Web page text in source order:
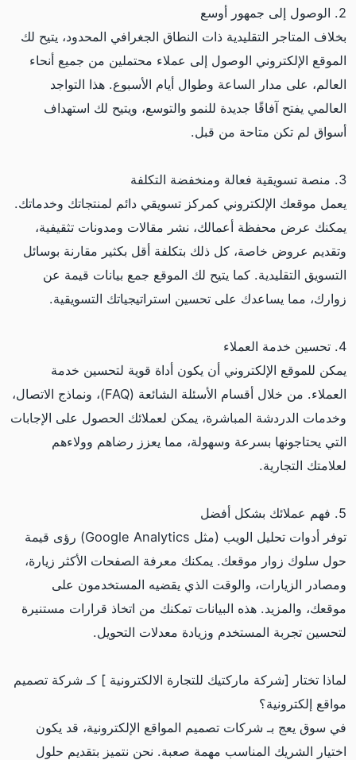
2. الوصول إلى جمهور أوسع
بخلاف المتاجر التقليدية ذات النطاق الجغرافي المحدود، يتيح لك
الموقع الإلكتروني الوصول إلى عملاء محتملين من جميع أنحاء
العالم، على مدار الساعة وطوال أيام الأسبوع. هذا التواجد
العالمي يفتح آفاقًا جديدة للنمو والتوسع، ويتيح لك استهداف
أسواق لم تكن متاحة من قبل.
3. منصة تسويقية فعالة ومنخفضة التكلفة
يعمل موقعك الإلكتروني كمركز تسويقي دائم لمنتجاتك وخدماتك.
يمكنك عرض محفظة أعمالك، نشر مقالات ومدونات تثقيفية،
وتقديم عروض خاصة، كل ذلك بتكلفة أقل بكثير مقارنة بوسائل
التسويق التقليدية. كما يتيح لك الموقع جمع بيانات قيمة عن
زوارك، مما يساعدك على تحسين استراتيجياتك التسويقية.
4. تحسين خدمة العملاء
يمكن للموقع الإلكتروني أن يكون أداة قوية لتحسين خدمة
العملاء. من خلال أقسام الأسئلة الشائعة (FAQ)، ونماذج الاتصال،
وخدمات الدردشة المباشرة، يمكن لعملائك الحصول على الإجابات
التي يحتاجونها بسرعة وسهولة، مما يعزز رضاهم وولاءهم
لعلامتك التجارية.
5. فهم عملائك بشكل أفضل
توفر أدوات تحليل الويب (مثل Google Analytics) رؤى قيمة
حول سلوك زوار موقعك. يمكنك معرفة الصفحات الأكثر زيارة،
ومصادر الزيارات، والوقت الذي يقضيه المستخدمون على
موقعك، والمزيد. هذه البيانات تمكنك من اتخاذ قرارات مستنيرة
لتحسين تجربة المستخدم وزيادة معدلات التحويل.
لماذا تختار [شركة ماركتيك للتجارة الالكترونية ] كـ شركة تصميم
مواقع إلكترونية؟
في سوق يعج بـ شركات تصميم المواقع الإلكترونية، قد يكون
اختيار الشريك المناسب مهمة صعبة. نحن نتميز بتقديم حلول